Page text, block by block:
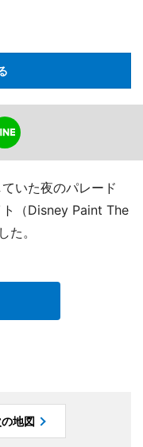
いた夜のパレード
ト（Disney Paint The
た。
地図